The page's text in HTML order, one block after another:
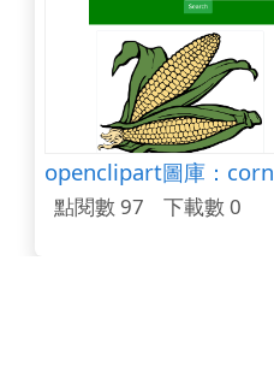
openclipart圖庫：corn
點閱數 97 下載數 0